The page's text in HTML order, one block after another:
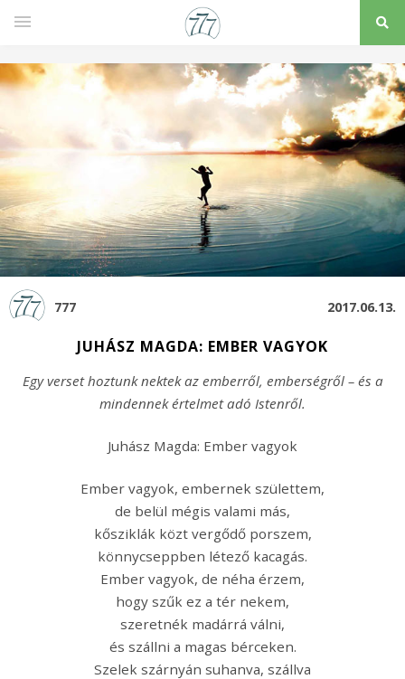
777 2017.06.13.
JUHÁSZ MAGDA: EMBER VAGYOK
Egy verset hoztunk nektek az emberről, emberségről – és a
mindennek értelmet adó Istenről.
Juhász Magda: Ember vagyok
Ember vagyok, embernek születtem,
de belül mégis valami más,
kősziklák közt vergődő porszem,
könnycseppben létező kacagás.
Ember vagyok, de néha érzem,
hogy szűk ez a tér nekem,
szeretnék madárrá válni,
és szállni a magas bérceken.
Szelek szárnyán suhanva, szállva